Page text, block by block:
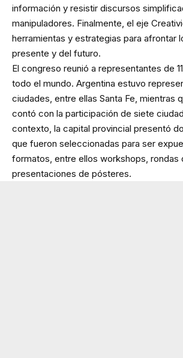
información y resistir discursos
manipuladores. Finalmente, el eje
herramientas y estrategias para afrontar
presente y del futuro.
El congreso reunió a representantes de
todo el mundo. Argentina estuvo
ciudades, entre ellas Santa Fe, mientras
contó con la participación de siete
contexto, la capital provincial presentó
que fueron seleccionadas para ser
formatos, entre ellos workshops, rondas
presentaciones de pósteres.